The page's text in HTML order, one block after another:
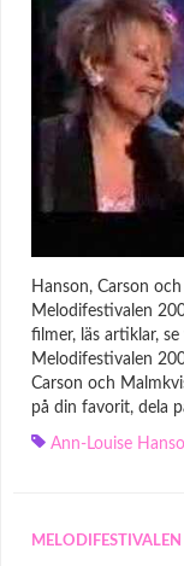
Hanson, Carson
Melodifestivalen
filmer, läs artiklar,
Melodifestivalen
Carson och
på din favorit, dela
Ann-Louise